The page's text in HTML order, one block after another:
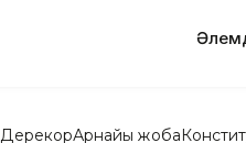
ДерекқорАрнайы жоба